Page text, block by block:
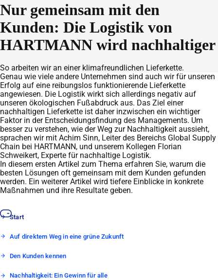
Nur gemeinsam mit den
Kunden: Die Logistik von
HARTMANN wird nachhaltiger
So arbeiten wir an einer klimafreundlichen Lieferkette.
Genau wie viele andere Unternehmen sind auch wir für unseren
Erfolg auf eine reibungslos funktionierende Lieferkette
angewiesen. Die Logistik wirkt sich allerdings negativ auf
unseren ökologischen Fußabdruck aus. Das Ziel einer
nachhaltigen Lieferkette ist daher inzwischen ein wichtiger
Faktor in der Entscheidungsfindung des Managements. Um
besser zu verstehen, wie der Weg zur Nachhaltigkeit aussieht,
sprachen wir mit Achim Sinn, Leiter des Bereichs Global Supply
Chain bei HARTMANN, und unserem Kollegen Florian
Schweikert, Experte für nachhaltige Logistik.
In diesem ersten Artikel zum Thema erfahren Sie, warum die
besten Lösungen oft gemeinsam mit dem Kunden gefunden
werden. Ein weiterer Artikel wird tiefere Einblicke in konkrete
Maßnahmen und ihre Resultate geben.
Start
Auf direktem Weg in eine grüne Zukunft
Den Kunden kennen
Nachhaltigkeit: Ein Gewinn für alle